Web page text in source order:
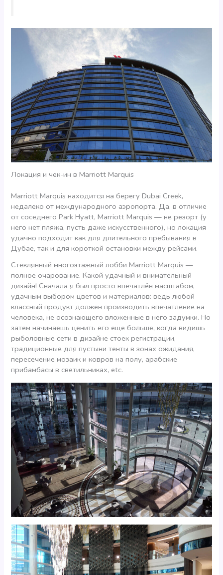
Локация и чек-ин в Marriott Marquis
Marriott Marquis находится на берегу Dubai Creek,
недалеко от международного аэропорта. Да, в отличие
от соседнего Park Hyatt, Marriott Marquis — не резорт (у
него нет пляжа, пусть даже искусственного), но локация
удачно подходит как для длительного пребывания в
Дубае, так и для короткой остановки между рейсами.
Стеклянный многоэтажный лобби Marriott Marquis —
полное очарование. Какой удачный и внимательный
дизайн! Сначала я был просто впечатлён масштабом,
удачным выбором цветов и материалов: ведь любой
классный продукт должен производить впечатление на
человека, не осознающего вложенные в него задумки. Но
затем начинаешь ценить его еще больше, когда видишь
рыболовные сети в дизайне стоек регистрации,
традиционные для пустыни тенты в зонах ожидания,
пересечение мозаик и ковров на полу, арабские
прибамбасы в светильниках, etc.